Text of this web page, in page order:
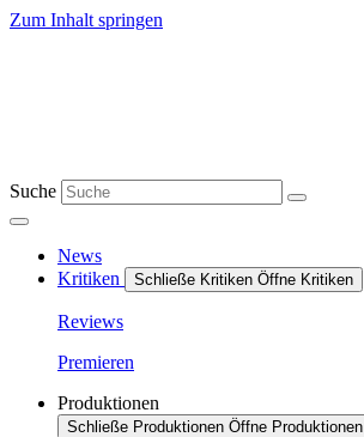
Zum Inhalt springen
Suche
News
Kritiken
Schließe Kritiken Öffne Kritiken
Reviews
Premieren
Produktionen
Schließe Produktionen Öffne Produktionen